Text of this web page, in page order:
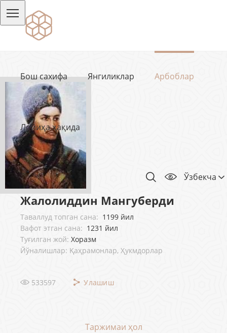
Бош сахифа Янгиликлар Арбоблар
Лойиҳа ҳақида
Ўзбекча
Жалолиддин Мангуберди
Таваллуд топган сана: 1199 йил
Вафот этган сана: 1231 йил
Туғилган жой: Хоразм
Йўналишлар: Қаҳрамонлар, Ҳукмдорлар
533597 Улашиш
Таржимаи ҳол